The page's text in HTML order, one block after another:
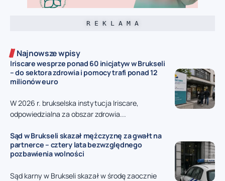
R E K L A M A
Najnowsze wpisy
Iriscare wesprze ponad 60 inicjatyw w Brukseli
– do sektora zdrowia i pomocy trafi ponad 12
milionów euro
W 2026 r. brukselska instytucja Iriscare,
odpowiedzialna za obszar zdrowia...
Sąd w Brukseli skazał mężczyznę za gwałt na
partnerce – cztery lata bezwzględnego
pozbawienia wolności
Sąd karny w Brukseli skazał w środę zaocznie